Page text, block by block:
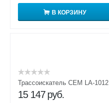
В КОРЗИНУ
Трассоискатель CEM LA-1012
15 147 руб.